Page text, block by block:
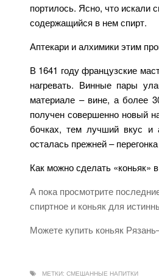
портилось. Ясно, что искали
содержащийся в нем спирт.
Аптекари и алхимики этим
В 1641 году французские
нагревать. Винные пары
материале – вине, а более
получен совершенно новый
бочках, тем лучший вкус и
осталась прежней –
Как можно сделать
А пока просмотрите
спиртное и коньяк для
Можете купить коньяк
МЕТКИ: СМЕШАННЫЕ НАПИТКИ